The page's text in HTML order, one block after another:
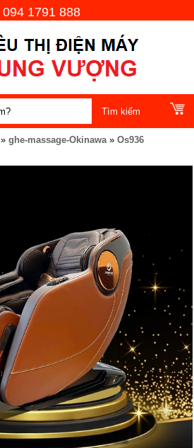
094 1791 888
» ghe-massage-Okinawa » Os936